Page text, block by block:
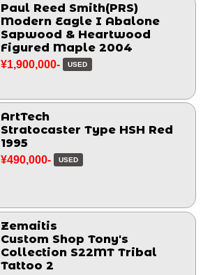
Paul Reed Smith(PRS)
Modern Eagle I Abalone
Sapwood & Heartwood
Figured Maple 2004
¥1,900,000- USED
ArtTech
Stratocaster Type HSH Red
1995
¥490,000- USED
Zemaitis
Custom Shop Tony's
Collection S22MT Tribal
Tattoo 2